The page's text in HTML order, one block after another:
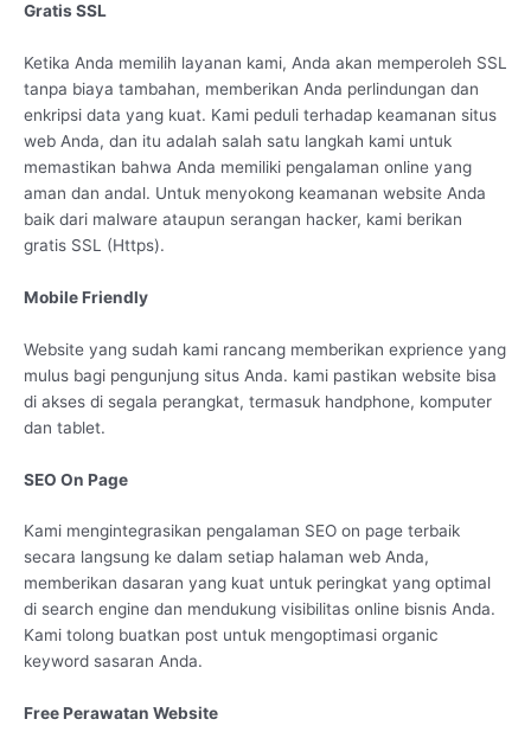
Gratis SSL
Ketika Anda memilih layanan kami, Anda akan memperoleh SSL
tanpa biaya tambahan, memberikan Anda perlindungan dan
enkripsi data yang kuat. Kami peduli terhadap keamanan situs
web Anda, dan itu adalah salah satu langkah kami untuk
memastikan bahwa Anda memiliki pengalaman online yang
aman dan andal. Untuk menyokong keamanan website Anda
baik dari malware ataupun serangan hacker, kami berikan
gratis SSL (Https).
Mobile Friendly
Website yang sudah kami rancang memberikan exprience yang
mulus bagi pengunjung situs Anda. kami pastikan website bisa
di akses di segala perangkat, termasuk handphone, komputer
dan tablet.
SEO On Page
Kami mengintegrasikan pengalaman SEO on page terbaik
secara langsung ke dalam setiap halaman web Anda,
memberikan dasaran yang kuat untuk peringkat yang optimal
di search engine dan mendukung visibilitas online bisnis Anda.
Kami tolong buatkan post untuk mengoptimasi organic
keyword sasaran Anda.
Free Perawatan Website